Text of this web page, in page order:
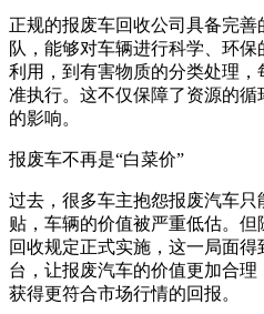
正规的报废车回收公司具备完善
队，能够对车辆进行科学、环
利用，到有害物质的分类处理
准执行。这不仅保障了资源的
的影响。
报废车不再是“白菜价”
过去，很多车主抱怨报废汽车
贴，车辆的价值被严重低估。
回收规定正式实施，这一局面
台，让报废汽车的价值更加合
获得更符合市场行情的回报。